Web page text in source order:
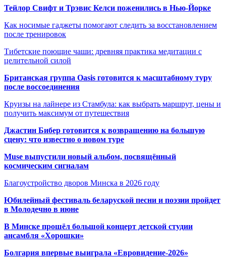
Тейлор Свифт и Трэвис Келси поженились в Нью-Йорке
Как носимые гаджеты помогают следить за восстановлением
после тренировок
Тибетские поющие чаши: древняя практика медитации с
целительной силой
Британская группа Oasis готовится к масштабному туру
после воссоединения
Круизы на лайнере из Стамбула: как выбрать маршрут, цены и
получить максимум от путешествия
Джастин Бибер готовится к возвращению на большую
сцену: что известно о новом туре
Muse выпустили новый альбом, посвящённый
космическим сигналам
Благоустройство дворов Минска в 2026 году
Юбилейный фестиваль беларуской песни и поэзии пройдет
в Молодечно в июне
В Минске прошёл большой концерт детской студии
ансамбля «Хорошки»
Болгария впервые выиграла «Евровидение-2026»